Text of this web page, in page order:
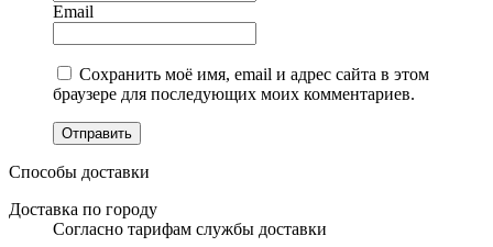
Email
Сохранить моё имя, email и адрес сайта в этом
браузере для последующих моих комментариев.
Отправить
Способы доставки
Доставка по городу
Согласно тарифам службы доставки